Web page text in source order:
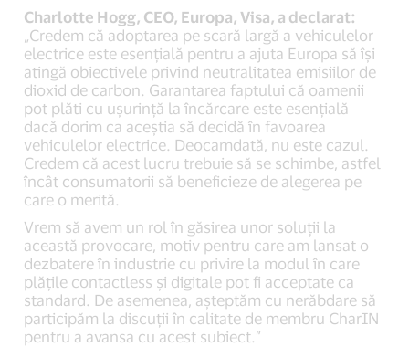
Charlotte Hogg, CEO, Europa, Visa, a declarat:
„Credem că adoptarea pe scară largă a vehiculelor
electrice este esențială pentru a ajuta Europa să își
atingă obiectivele privind neutralitatea emisiilor de
dioxid de carbon. Garantarea faptului că oamenii
pot plăti cu ușurință la încărcare este esențială
dacă dorim ca aceștia să decidă în favoarea
vehiculelor electrice. Deocamdată, nu este cazul.
Credem că acest lucru trebuie să se schimbe, astfel
încât consumatorii să beneficieze de alegerea pe
care o merită.
Vrem să avem un rol în găsirea unor soluții la
această provocare, motiv pentru care am lansat o
dezbatere în industrie cu privire la modul în care
plățile contactless și digitale pot fi acceptate ca
standard. De asemenea, așteptăm cu nerăbdare să
participăm la discuții în calitate de membru CharIN
pentru a avansa cu acest subiect.”